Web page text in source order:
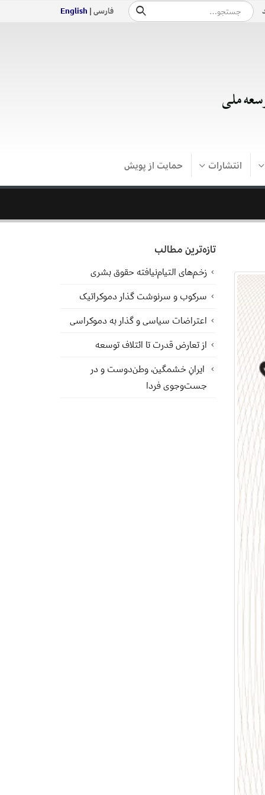
فارسی | English
انتشارات حمایت از پویش
تازه‌ترین مطالب
زخم‌های التیام‌نیافته حقوق بشری
سرکوب و سرنوشت گذار دموکراتیک
اعتراضات سیاسی و گذار به دموکراسی
از تعارض قدرت تا ائتلاف توسعه
ایرانِ خشمگین، وطن‌دوست و در
جست‌وجوی فردا